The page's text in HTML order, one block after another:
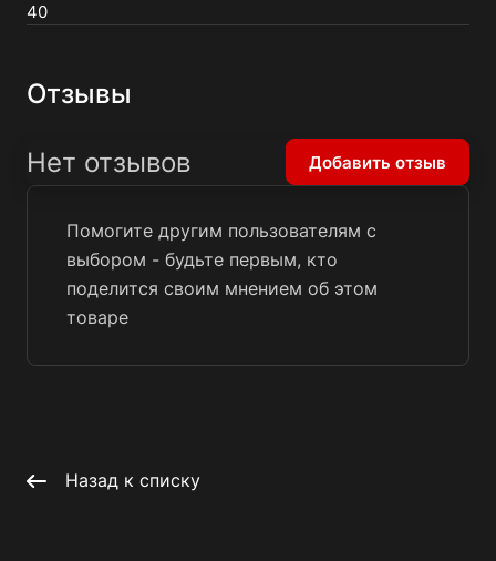
40
Отзывы
Помогите другим пользователям с
выбором - будьте первым, кто
поделится своим мнением об этом
товаре
Нет отзывов Добавить отзыв
Назад к списку